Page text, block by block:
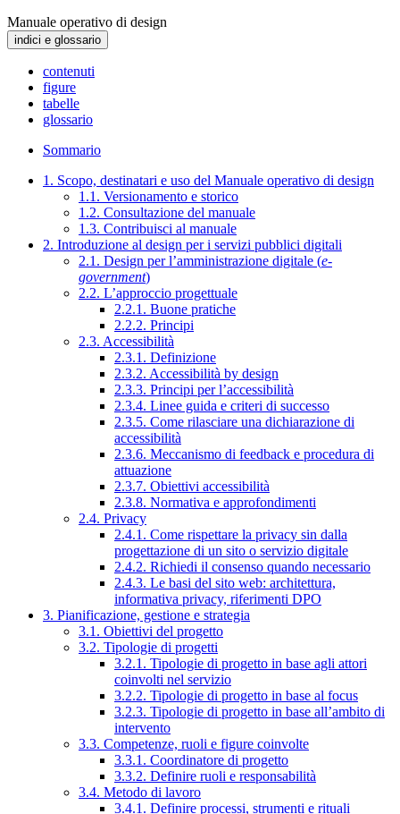
Manuale operativo di design
indici e glossario
contenuti
figure
tabelle
glossario
Sommario
1. Scopo, destinatari e uso del Manuale operativo di design
1.1. Versionamento e storico
1.2. Consultazione del manuale
1.3. Contribuisci al manuale
2. Introduzione al design per i servizi pubblici digitali
2.1. Design per l’amministrazione digitale (e-
government)
2.2. L’approccio progettuale
2.2.1. Buone pratiche
2.2.2. Principi
2.3. Accessibilità
2.3.1. Definizione
2.3.2. Accessibilità by design
2.3.3. Principi per l’accessibilità
2.3.4. Linee guida e criteri di successo
2.3.5. Come rilasciare una dichiarazione di
accessibilità
2.3.6. Meccanismo di feedback e procedura di
attuazione
2.3.7. Obiettivi accessibilità
2.3.8. Normativa e approfondimenti
2.4. Privacy
2.4.1. Come rispettare la privacy sin dalla
progettazione di un sito o servizio digitale
2.4.2. Richiedi il consenso quando necessario
2.4.3. Le basi del sito web: architettura,
informativa privacy, riferimenti DPO
3. Pianificazione, gestione e strategia
3.1. Obiettivi del progetto
3.2. Tipologie di progetti
3.2.1. Tipologie di progetto in base agli attori
coinvolti nel servizio
3.2.2. Tipologie di progetto in base al focus
3.2.3. Tipologie di progetto in base all’ambito di
intervento
3.3. Competenze, ruoli e figure coinvolte
3.3.1. Coordinatore di progetto
3.3.2. Definire ruoli e responsabilità
3.4. Metodo di lavoro
3.4.1. Definire processi, strumenti e rituali